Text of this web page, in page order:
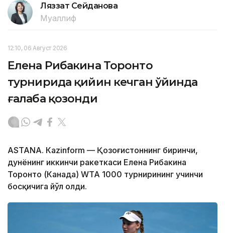
Ляззат Сейданова
Муаллиф
12:10, 06 Август 2026
Елена Рибакина Торонто
турнирида қийин кечган ўйинда
ғалаба қозонди
ASTANА. Кazinform — Қозоғистоннинг биринчи,
дунёнинг иккинчи ракеткаси Елена Рибакина
Торонто (Канада) WТА 1000 турнирининг учинчи
босқичига йўл олди.